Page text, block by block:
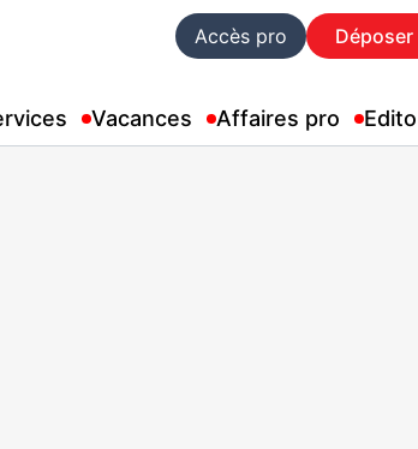
Accès pro Déposer
Vacances Affaires pro Edito